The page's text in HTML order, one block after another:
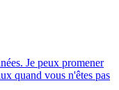
Je peux promener
quand vous n'êtes pas